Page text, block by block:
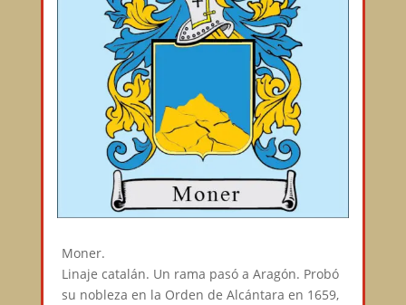
Moner.
Linaje catalán. Un rama pasó a Aragón. Probó
su nobleza en la Orden de Alcántara en 1659,